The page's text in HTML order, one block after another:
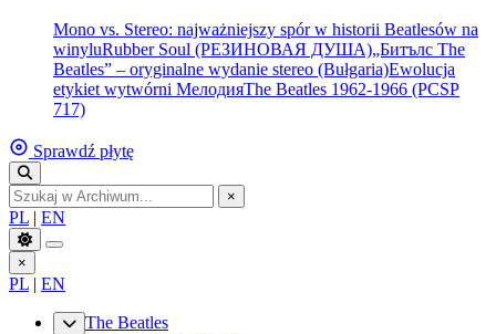
Mono vs. Stereo: najważniejszy spór w historii Beatlesów na
winyluRubber Soul (РЕЗИНОВАЯ ДУША)„Битълс The
Beatles” – oryginalne wydanie stereo (Bułgaria)Ewolucja
etykiet wytwórni МелодияThe Beatles 1962-1966 (PCSP
717)
Sprawdź płytę
×
PL | EN
×
PL | EN
The Beatles